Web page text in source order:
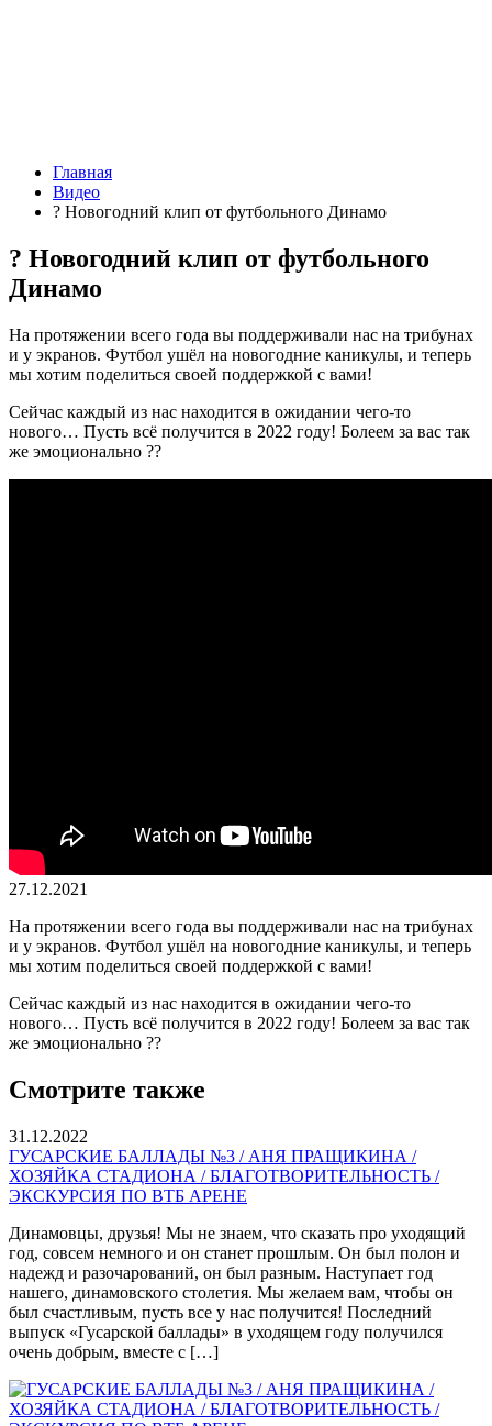
Главная
Видео
? Новогодний клип от футбольного Динамо
? Новогодний клип от футбольного
Динамо
На протяжении всего года вы поддерживали нас на трибунах
и у экранов. Футбол ушёл на новогодние каникулы, и теперь
мы хотим поделиться своей поддержкой с вами!
Сейчас каждый из нас находится в ожидании чего-то
нового… Пусть всё получится в 2022 году! Болеем за вас так
же эмоционально ??
27.12.2021
На протяжении всего года вы поддерживали нас на трибунах
и у экранов. Футбол ушёл на новогодние каникулы, и теперь
мы хотим поделиться своей поддержкой с вами!
Сейчас каждый из нас находится в ожидании чего-то
нового… Пусть всё получится в 2022 году! Болеем за вас так
же эмоционально ??
Смотрите также
31.12.2022
ГУСАРСКИЕ БАЛЛАДЫ №3 / АНЯ ПРАЩИКИНА /
ХОЗЯЙКА СТАДИОНА / БЛАГОТВОРИТЕЛЬНОСТЬ /
ЭКСКУРСИЯ ПО ВТБ АРЕНЕ
Динамовцы, друзья! Мы не знаем, что сказать про уходящий
год, совсем немного и он станет прошлым. Он был полон и
надежд и разочарований, он был разным. Наступает год
нашего, динамовского столетия. Мы желаем вам, чтобы он
был счастливым, пусть все у нас получится! Последний
выпуск «Гусарской баллады» в уходящем году получился
очень добрым, вместе с […]